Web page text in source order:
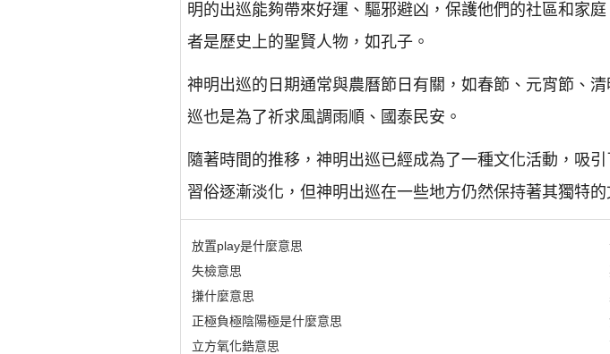
明的出巡能夠帶來好運、驅邪避凶，保護他們的社區和家
者是歷史上的聖賢人物，如孔子。
神明出巡的日期通常與農曆節日有關，如春節、元宵節、
巡也是為了祈求風調雨順、國泰民安。
隨著時間的推移，神明出巡已經成為了一種文化活動，吸
習俗逐漸淡化，但神明出巡在一些地方仍然保持著其獨特的
放置play是什麼意思
失檢意思
搛什麼意思
正極負極陰陽極是什麼意思
立方氧化鋯意思